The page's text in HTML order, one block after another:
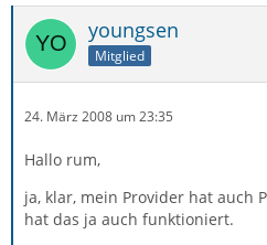
youngsen
Mitglied
24. März 2008 um 23:35
Hallo rum,
ja, klar, mein Provider hat auch
hat das ja auch funktioniert.